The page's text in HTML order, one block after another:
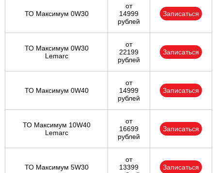
ТО Максимум 0W30
от
14999
рублей
Записаться
ТО Максимум 0W30
Lemarc
от
22199
рублей
Записаться
ТО Максимум 0W40
от
14999
рублей
Записаться
ТО Максимум 10W40
Lemarc
от
16699
рублей
Записаться
ТО Максимум 5W30
от
13399
Записаться